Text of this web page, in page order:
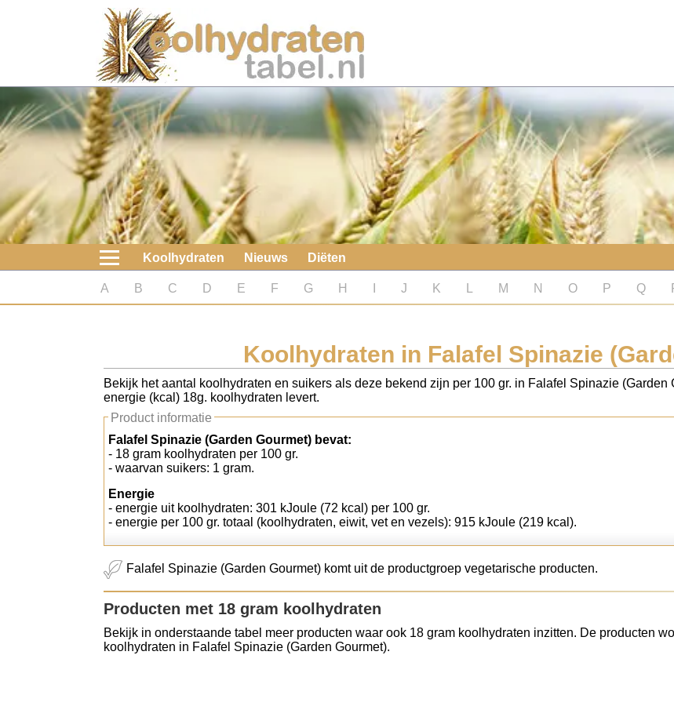
Koolhydraten
Nieuws
Koolhydraatarme diëten
Boeken
koolhydraatarme diëten
Diabetes test
Koolhydraten tellen
Koolhydraten Nieuws Diëten
A B C D E F G H J K M N O P Q
Koolhydraten in Falafel Spinazie
Bekijk het aantal koolhydraten en suikers als deze bekend zijn per 100 gr. in Falafel Spinazie (Garden
energie (kcal) 18g. koolhydraten levert.
Product informatie
Falafel Spinazie (Garden Gourmet) bevat:
- 18 gram koolhydraten per 100 gr.
- waarvan suikers: 1 gram.
Energie
- energie uit koolhydraten: 301 kJoule (72 kcal) per 100 gr.
- energie per 100 gr. totaal (koolhydraten, eiwit, vet en vezels): 915 kJoule (219 kcal).
Falafel Spinazie (Garden Gourmet) komt uit de productgroep vegetarische producten.
Producten met 18 gram koolhydraten
Bekijk in onderstaande tabel meer producten waar ook 18 gram koolhydraten inzitten. De producten
koolhydraten in Falafel Spinazie (Garden Gourmet).